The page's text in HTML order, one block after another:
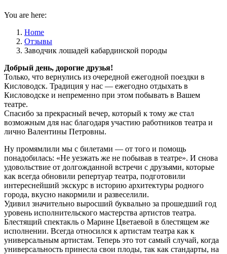
You are here:
Home
Отзывы
Заводчик лошадей кабардинской породы
Добрый день, дорогие друзья!
Только, что вернулись из очередной ежегодной поездки в
Кисловодск. Традиция у нас — ежегодно отдыхать в
Кисловодске и непременно при этом побывать в Вашем
театре.
Спасибо за прекрасный вечер, который к тому же стал
возможным для нас благодаря участию работников театра и
лично Валентины Петровны.
Ну промямлили мы с билетами — от того и помощь
понадобилась: «Не уезжать же не побывав в театре». И снова
удовольствие от долгожданной встречи с друзьями, которые
как всегда обновили репертуар театра, подготовили
интереснейший экскурс в историю архитектуры родного
города, вкусно накормили и развеселили.
Удивил значительно выросший буквально за прошедший год
уровень исполнительского мастерства артистов театра.
Блестящий спектакль о Марине Цветаевой в блестящем же
исполнении. Всегда относился к артистам театра как к
универсальным артистам. Теперь это тот самый случай, когда
универсальность принесла свои плоды, так как стандарты, на